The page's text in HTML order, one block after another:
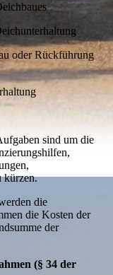
oder Rückführung
sind um die
kürzen.
die
die Kosten der
der
(§ 34 der